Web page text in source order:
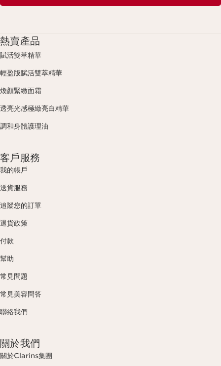
熱賣產品
賦活雙萃精華
輕盈版賦活雙萃精華
煥顏緊緻面霜
透亮光感極緻亮白精華
調和身體護理油
客戶服務
我的帳戶
送貨服務
追蹤您的訂單
退貨政策
付款
幫助
常見問題
常見美容問答
聯絡我們
關於我們
關於Clarins集團